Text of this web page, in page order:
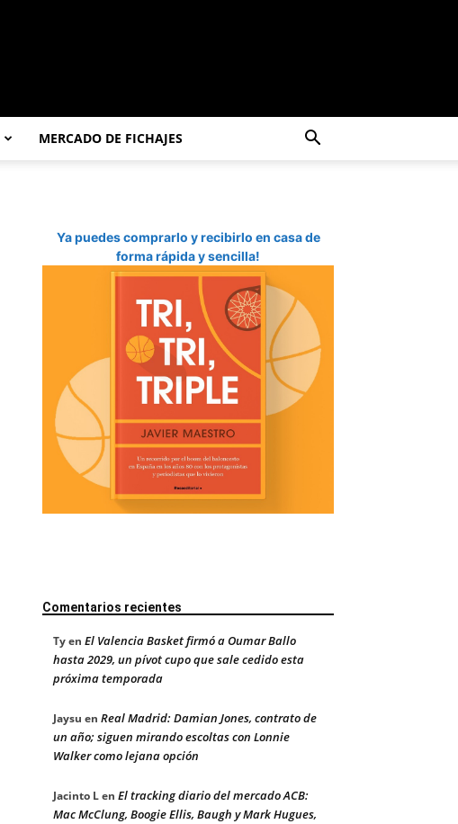
MERCADO DE FICHAJES
Ya puedes comprarlo y recibirlo en casa de
forma rápida y sencilla!
Comentarios recientes
Tyen El Valencia Basket firmó a Oumar Ballo
hasta 2029, un pívot cupo que sale cedido esta
próxima temporada
Jaysu en Real Madrid: Damian Jones, contrato de
un año; siguen mirando escoltas con Lonnie
Walker como lejana opción
Jacinto Len El tracking diario del mercado ACB:
Mac McClung, Boogie Ellis, Baugh y Mark Hugues,